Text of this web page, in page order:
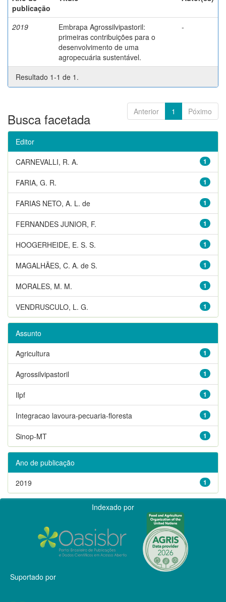
publicação
2019
Embrapa Agrossilvipastoril:
primeiras contribuições para o
desenvolvimento de uma
agropecuária sustentável.
-
Resultado 1-1 de 1.
Anterior 1 Póximo
Busca facetada
Editor
1
CARNEVALLI, R. A.
1
FARIA, G. R.
1
FARIAS NETO, A. L. de
1
FERNANDES JUNIOR, F.
1
HOOGERHEIDE, E. S. S.
1
MAGALHÃES, C. A. de S.
1
MORALES, M. M.
1
VENDRUSCULO, L. G.
Assunto
1
Agricultura
1
Agrossilvipastoril
1
Ilpf
1
Integracao lavoura-pecuaria-floresta
1
Sinop-MT
Ano de publicação
1
2019
Indexado por
Suportado por